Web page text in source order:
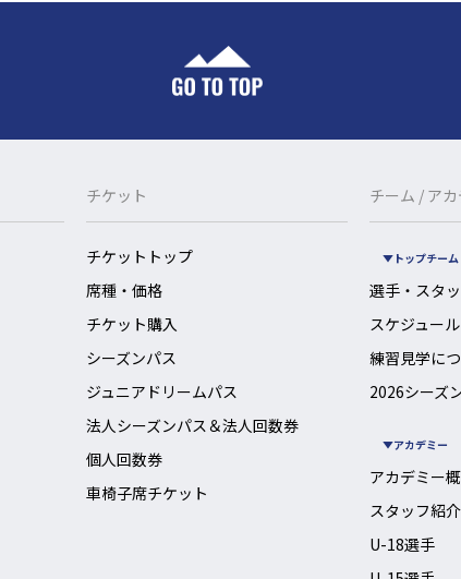
チケット
チケットトップ
席種・価格
チケット購入
シーズンパス
ジュニアドリームパス
法人シーズンパス＆法人回数券
個人回数券
車椅子席チケット
チーム / ア
トップチーム
選手・スタ
スケジュール
練習見学に
2026シーズ
アカデミー
アカデミー
スタッフ紹介
U-18選手